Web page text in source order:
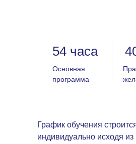
54 часа
Основная
программа
График обучения
индивидуально исходя из